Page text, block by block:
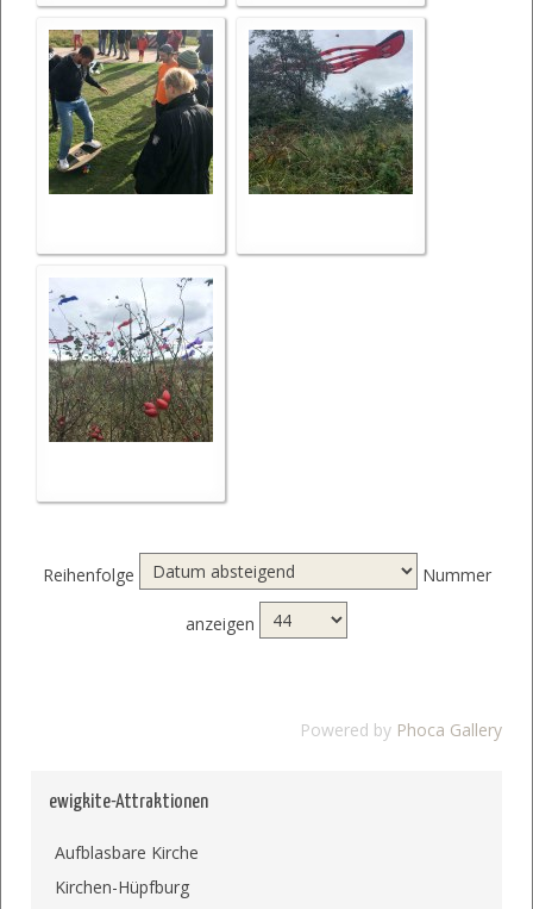
Reihenfolge Nummer
anzeigen
Powered by Phoca Gallery
ewigkite-Attraktionen
Aufblasbare Kirche
Kirchen-Hüpfburg